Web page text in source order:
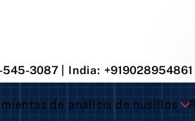
545-3087 | India: +919028954861
de análisis de husillos